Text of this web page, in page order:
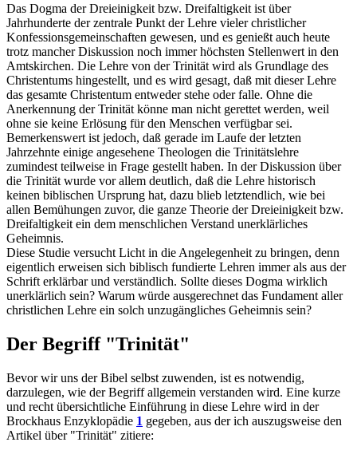
Das Dogma der Dreieinigkeit bzw. Dreifaltigkeit ist über
Jahrhunderte der zentrale Punkt der Lehre vieler christlicher
Konfessionsgemeinschaften gewesen, und es genießt auch heute
trotz mancher Diskussion noch immer höchsten Stellenwert in den
Amtskirchen. Die Lehre von der Trinität wird als Grundlage des
Christentums hingestellt, und es wird gesagt, daß mit dieser Lehre
das gesamte Christentum entweder stehe oder falle. Ohne die
Anerkennung der Trinität könne man nicht gerettet werden, weil
ohne sie keine Erlösung für den Menschen verfügbar sei.
Bemerkenswert ist jedoch, daß gerade im Laufe der letzten
Jahrzehnte einige angesehene Theologen die Trinitätslehre
zumindest teilweise in Frage gestellt haben. In der Diskussion über
die Trinität wurde vor allem deutlich, daß die Lehre historisch
keinen biblischen Ursprung hat, dazu blieb letztendlich, wie bei
allen Bemühungen zuvor, die ganze Theorie der Dreieinigkeit bzw.
Dreifaltigkeit ein dem menschlichen Verstand unerklärliches
Geheimnis.
Diese Studie versucht Licht in die Angelegenheit zu bringen, denn
eigentlich erweisen sich biblisch fundierte Lehren immer als aus der
Schrift erklärbar und verständlich. Sollte dieses Dogma wirklich
unerklärlich sein? Warum würde ausgerechnet das Fundament aller
christlichen Lehre ein solch unzugängliches Geheimnis sein?
Der Begriff "Trinität"
Bevor wir uns der Bibel selbst zuwenden, ist es notwendig,
darzulegen, wie der Begriff allgemein verstanden wird. Eine kurze
und recht übersichtliche Einführung in diese Lehre wird in der
Brockhaus Enzyklopädie 1 gegeben, aus der ich auszugsweise den
Artikel über "Trinität" zitiere: